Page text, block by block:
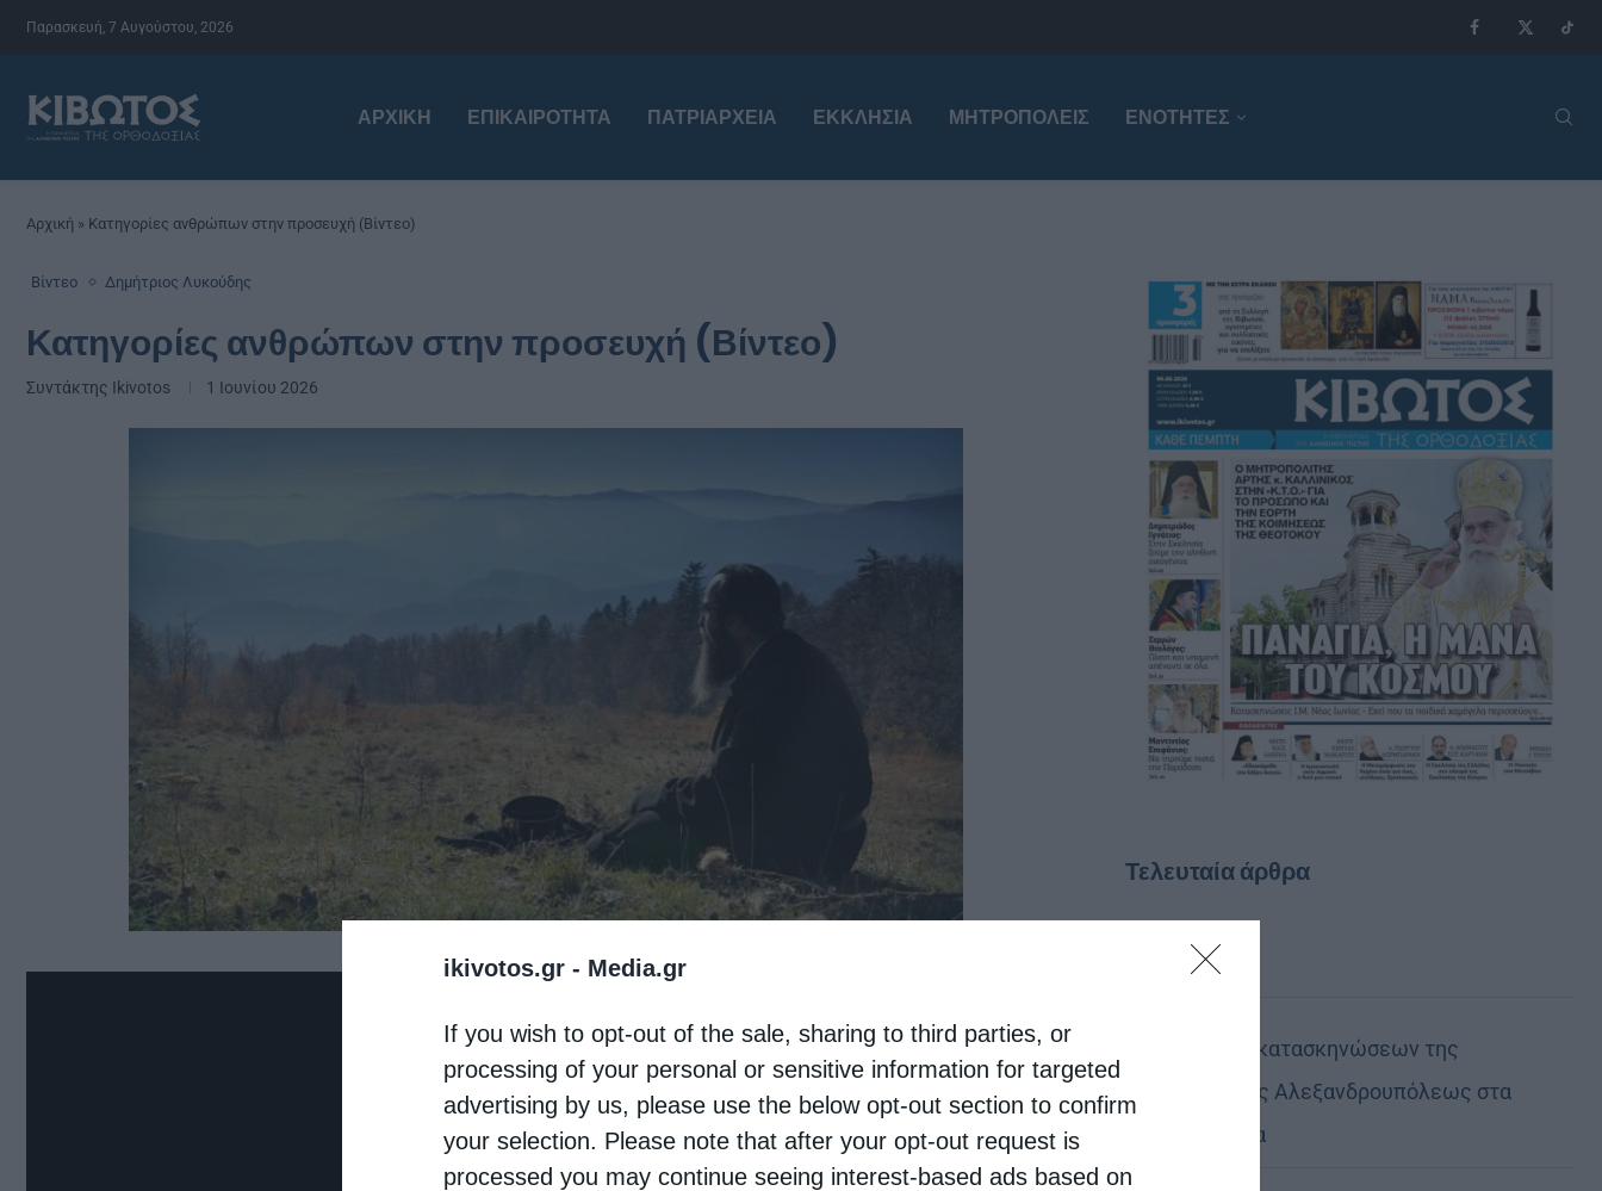
ikivotos.gr - Media.gr
If you wish to opt-out of the sale, sharing to third parties, or
processing of your personal or sensitive information for targeted
advertising by us, please use the below opt-out section to confirm
your selection. Please note that after your opt-out request is
processed you may continue seeing interest-based ads based on
Παρασκευή, 7 Αυγούστου, 2026
ΑΡΧΙΚΉ ΕΠΙΚΑΙΡΌΤΗΤΑ ΠΑΤΡΙΑΡΧΕΊΑ ΕΚΚΛΗΣΊΑ ΜΗΤΡΟΠΌΛΕΙΣ ΕΝΟΤΗΤΕΣ
Αρχική » Κατηγορίες ανθρώπων στην προσευχή (Βίντεο)
Βίντεο Δημήτριος Λυκούδης
Κατηγορίες ανθρώπων στην προσευχή (Βίντεο)
Συντάκτης Ikivotos 1 Ιουνίου 2026
Τελευταία άρθρα
Ο θείος έρως
Στελέχη των κατασκηνώσεων της
Μητροπόλεως Αλεξανδρουπόλεως στα
Πριγκηπόνησα